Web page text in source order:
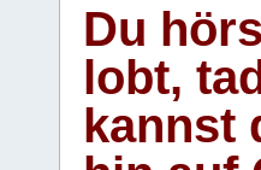
Du
lobt,
kannst